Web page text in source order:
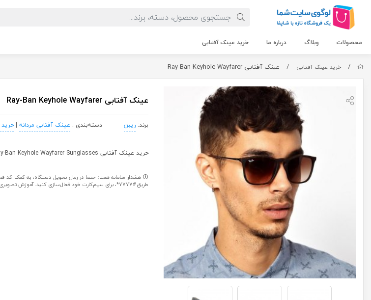
محصولات وبلاگ درباره ما خرید عینک آفتابی
/ خرید عینک آفتابی / عینک آفتابی Ray-Ban Keyhole Wayfarer
عینک آفتابی Ray-Ban Keyhole Wayfarer
برند:ریبن دسته‌بندی : عینک آفتابی مردانه |
خرید عینک آفتابی Ray-Ban Keyhole Wayfarer Sunglasses
هشدار سامانه همتا: حتما در زمان تحویل دستگاه، به کمک کد
طریق #7777*، برای سیم‌کارت خود فعال‌سازی کنید. آموزش تصویری در آدرس اینترنتی hmti.ir/05